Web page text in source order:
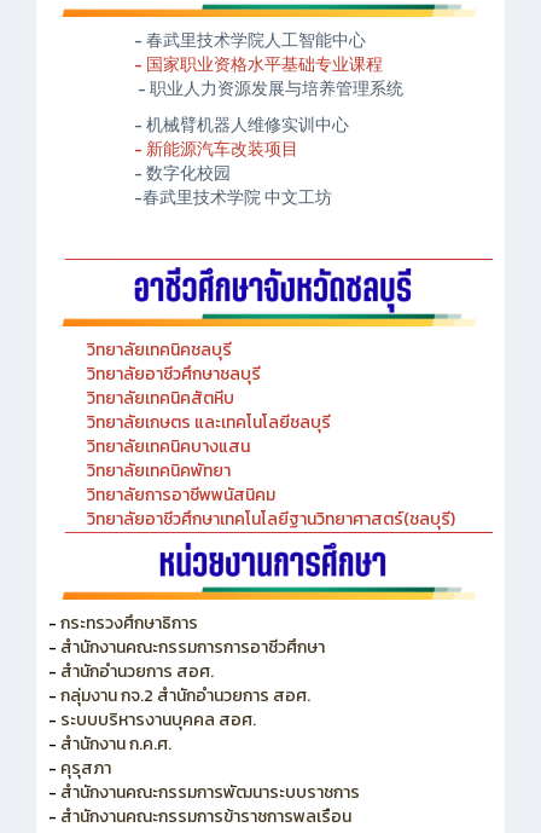
- 春武里技术学院人工智能中心
- 国家职业资格水平基础专业课程
- 职业人力资源发展与培养管理系统
- 机械臂机器人维修实训中心
- 新能源汽车改装项目
- 数字化校园
วิทยาลัยเทคนิคชลบุรี
วิทยาลัยอาชีวศึกษาชลบุรี
วิทยาลัยเทคนิคสัตหีบ
วิทยาลัยเกษตร และเทคโนโลยีชลบุรี
วิทยาลัยเทคนิคบางแสน
วิทยาลัยเทคนิคพัทยา
วิทยาลัยการอาชีพพนัสนิคม
วิทยาลัยอาชีวศึกษาเทคโนโลยีฐานวิทยาศาสตร์(ชลบุรี)
- กระทรวงศึกษาธิการ
- สำนักงานคณะกรรมการการอาชีวศึกษา
- สำนักอำนวยการ สอศ.
- กลุ่มงาน กจ.2 สำนักอำนวยการ สอศ.
- ระบบบริหารงานบุคคล สอศ.
- สำนักงาน ก.ค.ศ.
- คุรุสภา
- สำนักงานคณะกรรมการพัฒนาระบบราชการ